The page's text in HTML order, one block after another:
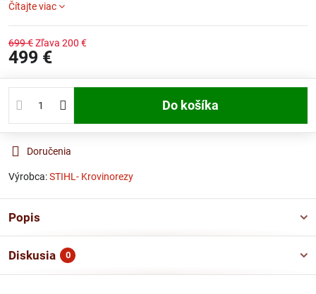
Čítajte viac
699 €Zľava 200 €
499 €
Do košíka
Doručenia
Výrobca:STIHL- Krovinorezy
Popis
Diskusia 0